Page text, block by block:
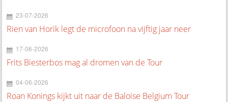
23-07-2026
Rien van Horik legt de microfoon na vijftig jaar neer
17-06-2026
Frits Biesterbos mag al dromen van de Tour
04-06-2026
Roan Konings kijkt uit naar de Baloise Belgium Tour